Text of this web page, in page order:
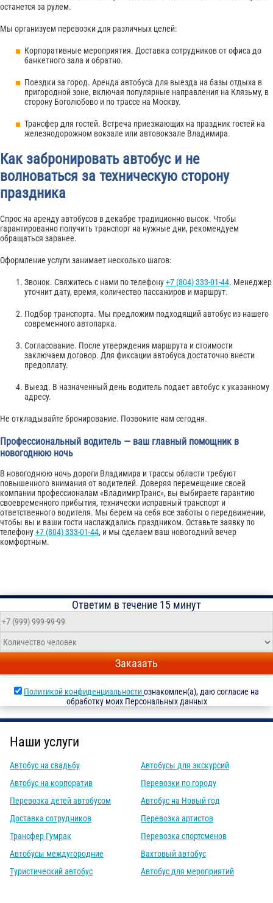
останется за рулем.
Мы организуем перевозки для различных целей:
Корпоративные мероприятия. Доставка сотрудников от офиса до
банкетного зала и обратно.
Поездки за город. Аренда автобуса для выезда на базы отдыха в
пригородной зоне, включая популярные направления на Клязьму, в
сторону Боголюбово и по трассе на Москву.
Трансфер для гостей. Встреча приезжающих на праздник гостей на
железнодорожном вокзале или автовокзале Владимира.
Как забронировать автобус и не
волноваться за техническую сторону
праздника
Спрос на аренду автобусов в декабре традиционно высок. Чтобы
гарантированно получить транспорт на нужные дни, рекомендуем
обращаться заранее.
Оформление услуги занимает несколько шагов:
Звонок. Свяжитесь с нами по телефону+7 (804) 333-01-44. Менеджер
уточнит дату, время, количество пассажиров и маршрут.
Подбор транспорта. Мы предложим подходящий автобус из нашего
современного автопарка.
Согласование. После утверждения маршрута и стоимости
заключаем договор. Для фиксации автобуса достаточно внести
предоплату.
Выезд. В назначенный день водитель подает автобус к указанному
адресу.
Не откладывайте бронирование. Позвоните нам сегодня.
Профессиональный водитель — ваш главный помощник в
новогоднюю ночь
В новогоднюю ночь дороги Владимира и трассы области требуют
повышенного внимания от водителей. Доверяя перемещение своей
компании профессионалам «ВладимирТранс», вы выбираете гарантию
своевременного прибытия, технически исправный транспорт и
ответственного водителя. Мы берем на себя все заботы о передвижении,
чтобы вы и ваши гости наслаждались праздником. Оставьте заявку по
телефону+7 (804) 333-01-44, и мы сделаем ваш новогодний вечер
комфортным.
Ответим в течение 15 минут
Заказать
Политикой конфиденциальностиознакомлен(а), даю согласие на
обработку моих Персональных данных
Наши услуги
Автобус на свадьбу
Автобус на корпоратив
Перевозка детей автобусом
Доставка сотрудников
Трансфер Гумрак
Автобусы междугородние
Туристический автобус
Автобусы для экскурсий
Перевозки по городу
Автобус на Новый год
Перевозка артистов
Перевозка спортсменов
Вахтовый автобус
Автобус для мероприятий